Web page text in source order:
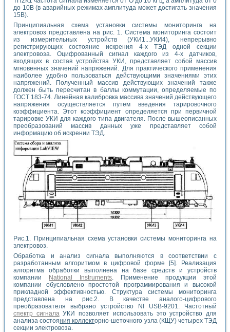
до 10В (в аварийных режимах амплитуда может достигать значения
15В).
Принципиальная схема установки системы мониторинга на
электровоз представлена на рис. 1. Система мониторинга состоит
из измерительных устройств (УКИ1...УКИ4), непрерывно
регистрирующих состояние искрения 4-х ТЭД одной секции
электровоза. Оцифрованный сигнал каждого из 4-х датчиков,
входящих в состав устройства УКИ, представляет собой массив
мгновенных значений напряжений. Для практического применения
наиболее удобно пользоваться действующими значениями этих
напряжений. Полученный массив действующих значений также
должен быть пересчитан в баллы коммутации, определяемые по
ГОСТ 183-74. Линейная калибровка массива значений действующего
напряжения осуществляется путем введения тарировочного
коэффициента. Этот коэффициент определяется при первичной
тарировке УКИ для каждого типа двигателя. После вышеописанных
преобразований массив данных уже представляет собой
информацию об искрении ТЭД.
Рис.1. Принципиальная схема установки системы мониторинга на
электровоз.
Обработка и анализ сигнала выполняются в соответствии с
разработанным алгоритмом в цифровой форме [5]. Реализация
алгоритма обработки выполнена на базе средств и устройств
компании National Instruments . Применение продукции этой
компании обусловлено простотой программирования и высокой
прикладной эффективностью. Структура системы мониторинга
представлена на рис.2. В качестве аналого-цифрового
преобразователя выбрано устройство Nl USB-9201. Частотный
спектр сигнала УКИ позволяет использовать это устройство для
анализа состояния коллекторно-шеточного узла (КЩУ) четырех ТЭД
секции электровоза.